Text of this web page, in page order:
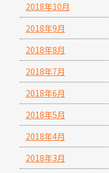
2018年10月
2018年9月
2018年8月
2018年7月
2018年6月
2018年5月
2018年4月
2018年3月